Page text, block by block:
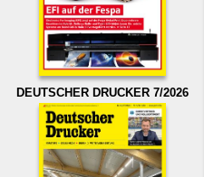
DEUTSCHER DRUCKER 7/2026